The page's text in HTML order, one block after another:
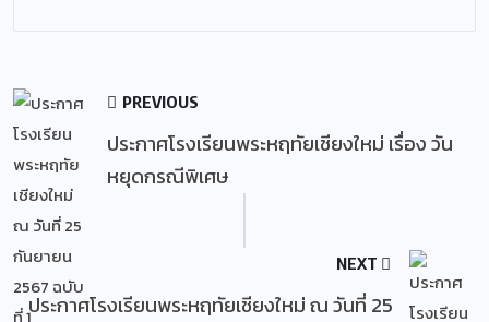
PREVIOUS
ประกาศโรงเรียนพระหฤทัยเชียงใหม่ เรื่อง วัน
หยุดกรณีพิเศษ
NEXT
ประกาศโรงเรียนพระหฤทัยเชียงใหม่ ณ วันที่ 25